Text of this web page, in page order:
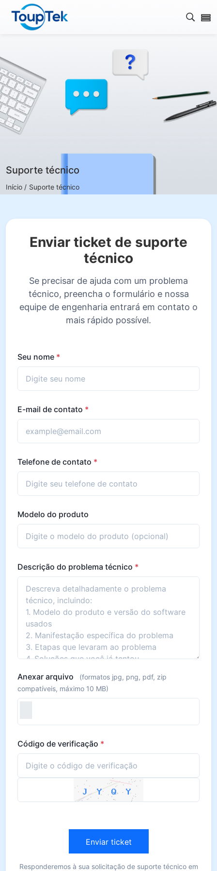
Abrir
Suporte técnico
Início / Suporte técnico
Enviar ticket de suporte
técnico
Se precisar de ajuda com um problema
técnico, preencha o formulário e nossa
equipe de engenharia entrará em contato o
mais rápido possível.
Seu nome *
E-mail de contato *
Telefone de contato *
Modelo do produto
Descrição do problema técnico *
Anexar arquivo
(formatos jpg, png, pdf, zip
compatíveis, máximo 10 MB)
Código de verificação *
Enviar ticket
Responderemos à sua solicitação de suporte técnico em